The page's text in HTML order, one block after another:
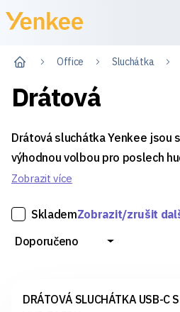
Office Sluchátka
Drátová
Drátová sluchátka Yenkee jsou
výhodnou volbou pro poslech
Díky kabelovému připojení
jednoduchost a funkčnost.
Zobrazit více
SklademZobrazit/zrušit
Doporučeno
DRÁTOVÁ SLUCHÁTKA USB-C